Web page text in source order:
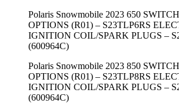
Polaris Snowmobile 2023 650
OPTIONS (R01) – S23TLP6RS
IGNITION COIL/SPARK PLUGS –
(600964C)
Polaris Snowmobile 2023 850
OPTIONS (R01) – S23TLP8RS
IGNITION COIL/SPARK PLUGS –
(600964C)